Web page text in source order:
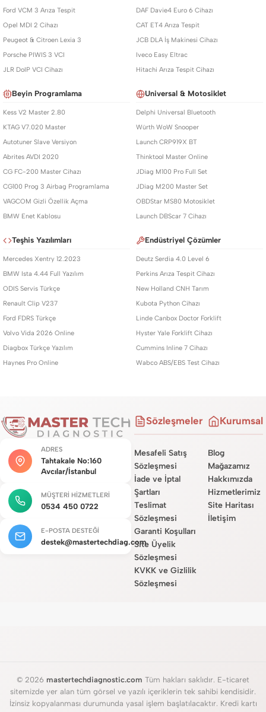
Ford VCM 3 Arıza Tespit
Opel MDI 2 Cihazı
Peugeot & Citroen Lexia 3
Porsche PIWIS 3 VCI
JLR DoIP VCI Cihazı
DAF Davie4 Euro 6 Cihazı
CAT ET4 Arıza Tespit
JCB DLA İş Makinesi Cihazı
Iveco Easy Eltrac
Hitachi Arıza Tespit Cihazı
Beyin Programlama
Kess V2 Master 2.80
KTAG V7.020 Master
Autotuner Slave Versiyon
Abrites AVDI 2020
CG FC-200 Master Cihazı
CG100 Prog 3 Airbag Programlama
VAGCOM Gizli Özellik Açma
BMW Enet Kablosu
Universal & Motosiklet
Delphi Universal Bluetooth
Würth WoW Snooper
Launch CRP919X BT
Thinktool Master Online
JDiag M100 Pro Full Set
JDiag M200 Master Set
OBDStar MS80 Motosiklet
Launch DBScar 7 Cihazı
Teşhis Yazılımları
Mercedes Xentry 12.2023
BMW Ista 4.44 Full Yazılım
ODIS Servis Türkçe
Renault Clip V237
Ford FDRS Türkçe
Volvo Vida 2026 Online
Diagbox Türkçe Yazılım
Haynes Pro Online
Endüstriyel Çözümler
Deutz Serdia 4.0 Level 6
Perkins Arıza Tespit Cihazı
New Holland CNH Tarım
Kubota Python Cihazı
Linde Canbox Doctor Forklift
Hyster Yale Forklift Cihazı
Cummins Inline 7 Cihazı
Wabco ABS/EBS Test Cihazı
ADRES
Tahtakale No:160
Avcılar/İstanbul
MÜŞTERI HIZMETLERI
0534 450 0722
E-POSTA DESTEĞI
destek@mastertechdiag.com
Sözleşmeler
Mesafeli Satış
Sözleşmesi
İade ve İptal
Şartları
Teslimat
Sözleşmesi
Garanti Koşulları
Site Üyelik
Sözleşmesi
KVKK ve Gizlilik
Sözleşmesi
Kurumsal
Blog
Mağazamız
Hakkımızda
Hizmetlerimiz
Site Haritası
İletişim
© 2026 mastertechdiagnostic.com Tüm hakları saklıdır. E-ticaret
sitemizde yer alan tüm görsel ve yazılı içeriklerin tek sahibi kendisidir.
İzinsiz kopyalanması durumunda yasal işlem başlatılacaktır. Kredi kartı